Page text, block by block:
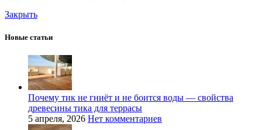
Закрыть
Новые статьи
Почему тик не гниёт и не боится воды — свойства
древесины тика для террасы
5 апреля, 2026 Нет комментариев